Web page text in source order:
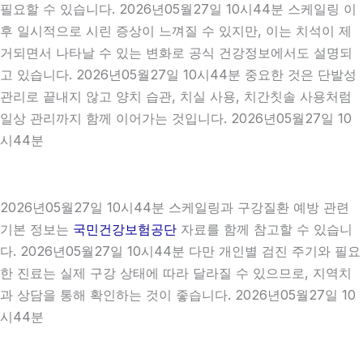
필요할 수 있습니다. 2026년05월27일 10시44분 스케일링 이
후 일시적으로 시린 증상이 느껴질 수 있지만, 이는 치석이 제
거되면서 나타날 수 있는 변화로 공식 건강정보에서도 설명되
고 있습니다. 2026년05월27일 10시44분 중요한 것은 단발성
관리로 끝내지 않고 양치 습관, 치실 사용, 치간칫솔 사용처럼
일상 관리까지 함께 이어가는 것입니다. 2026년05월27일 10
시44분
2026년05월27일 10시44분 스케일링과 구강질환 예방 관련
기본 정보는 국민건강보험공단 자료를 함께 참고할 수 있습니
다. 2026년05월27일 10시44분 다만 개인별 검진 주기와 필요
한 진료는 실제 구강 상태에 따라 달라질 수 있으므로, 지역치
과 상담을 통해 확인하는 것이 좋습니다. 2026년05월27일 10
시44분